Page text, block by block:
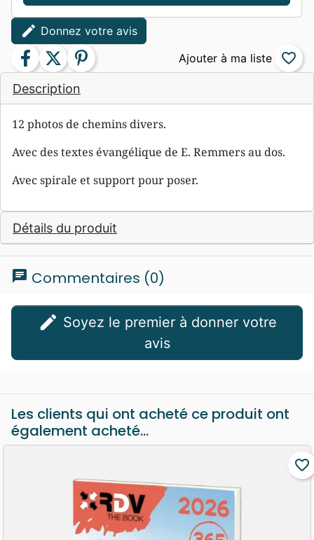
Description
12 photos de chemins divers.
Avec des textes évangélique de E. Remmers au dos.
Avec spirale et support pour poser.
Détails du produit
edit Donnez votre avis
facebook twitter pinterest favorite_border
chat Commentaires (0)
edit
avis
Les clients qui ont acheté ce produit ont
également acheté...
favorite_border